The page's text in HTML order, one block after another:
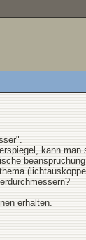
kann
erhalten.